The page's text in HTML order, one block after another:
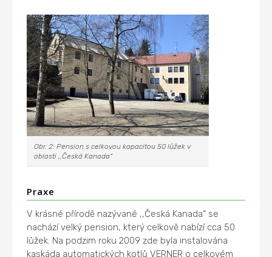
Obr. 2: Pension s celkovou kapacitou 50 lůžek v
oblasti ,,Česká Kanada“
Praxe
V krásné přírodě nazývané ,,Česká Kanada“ se
nachází velký pension, který celkově nabízí cca 50
lůžek. Na podzim roku 2009 zde byla instalována
kaskáda automatických kotlů VERNER o celkovém